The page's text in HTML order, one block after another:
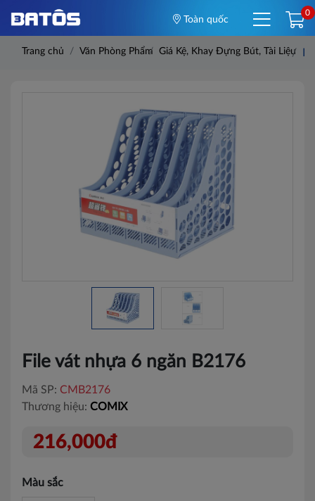
Toàn quốc
0
Trang chủ Văn Phòng Phẩm Giá Kệ, Khay Đựng Bút, Tài Liệu
File vát nhựa 6 ngăn B2176
Mã SP: CMB2176
Thương hiệu: COMIX
216,000đ
Màu sắc